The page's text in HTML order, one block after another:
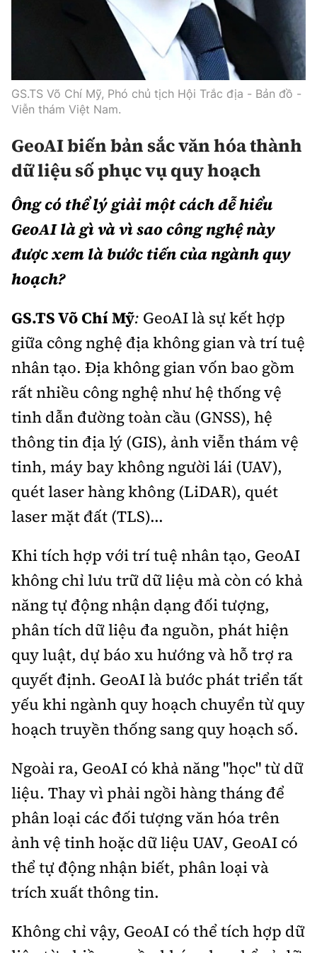
Nguyễn Thị Hồng Nga
Nguyễn Sơn Tùng,
Nguyễn Đức Thắng, La Đức Hùng
Hotline:
0901 514 799
Quảng cáo và Phát hành:
0915 057 282
Cấm sao chép dưới mọi hình thức nếu không có sự
chấp thuận bằng văn bản.
Thông tin tòa
soạn
GS.TS Võ Chí Mỹ, Phó chủ tịch Hội Trắc địa - Bản đồ -
Viễn thám Việt Nam.
GeoAI biến bản sắc văn hóa thành
dữ liệu số phục vụ quy hoạch
Ông có thể lý giải một cách dễ hiểu
GeoAI là gì và vì sao công nghệ này
được xem là bước tiến của ngành quy
hoạch?
GS.TS Võ Chí Mỹ: GeoAI là sự kết hợp
giữa công nghệ địa không gian và trí tuệ
nhân tạo. Địa không gian vốn bao gồm
rất nhiều công nghệ như hệ thống vệ
tinh dẫn đường toàn cầu (GNSS), hệ
thông tin địa lý (GIS), ảnh viễn thám vệ
tinh, máy bay không người lái (UAV),
quét laser hàng không (LiDAR), quét
laser mặt đất (TLS)...
Khi tích hợp với trí tuệ nhân tạo, GeoAI
không chỉ lưu trữ dữ liệu mà còn có khả
năng tự động nhận dạng đối tượng,
phân tích dữ liệu đa nguồn, phát hiện
quy luật, dự báo xu hướng và hỗ trợ ra
quyết định. GeoAI là bước phát triển tất
yếu khi ngành quy hoạch chuyển từ quy
hoạch truyền thống sang quy hoạch số.
Ngoài ra, GeoAI có khả năng "học" từ dữ
liệu. Thay vì phải ngồi hàng tháng để
phân loại các đối tượng văn hóa trên
ảnh vệ tinh hoặc dữ liệu UAV, GeoAI có
thể tự động nhận biết, phân loại và
trích xuất thông tin.
Không chỉ vậy, GeoAI có thể tích hợp dữ